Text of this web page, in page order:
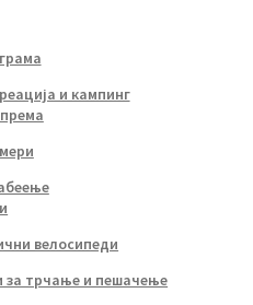
и кампинг
велосипеди
за трчање и пешачење